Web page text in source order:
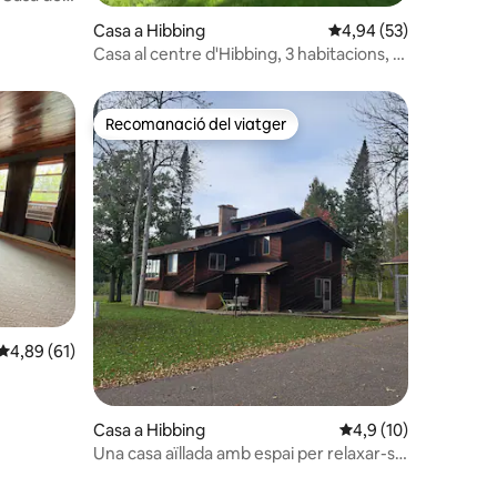
Casa a Hibbing 4,94 de puntuació
4,94 (53)
Casa al centre d'Hibbing, 3 habitacions, 1
de puntuació mitjana d'un total de 5; 61 avaluacions
4,89 (61)
Recomanació del viatger
Recomanació del viatger
Casa a Hibbing 4,9 de puntuació
4,9 (10)
Una casa aïllada amb espai per relaxar-se